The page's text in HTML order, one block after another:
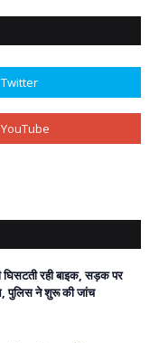
रही बाइक, सड़क पर
पुलिस ने शुरू की जांच